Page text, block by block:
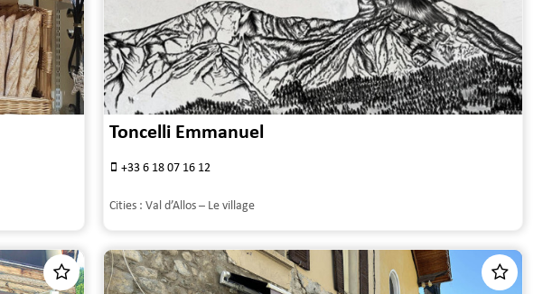
Toncelli Emmanuel
+33 6 18 07 16 12
Cities : Val d’Allos – Le village